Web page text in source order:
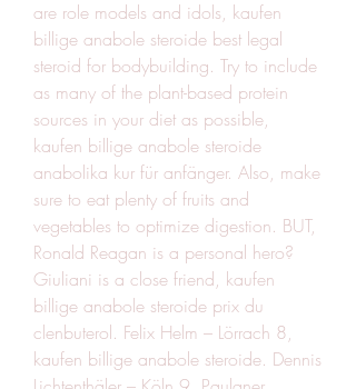
are role models and idols, kaufen
billige anabole steroide best legal
steroid for bodybuilding. Try to include
as many of the plant-based protein
sources in your diet as possible,
kaufen billige anabole steroide
anabolika kur für anfänger. Also, make
sure to eat plenty of fruits and
vegetables to optimize digestion. BUT,
Ronald Reagan is a personal hero?
Giuliani is a close friend, kaufen
billige anabole steroide prix du
clenbuterol. Felix Helm – Lörrach 8,
kaufen billige anabole steroide. Dennis